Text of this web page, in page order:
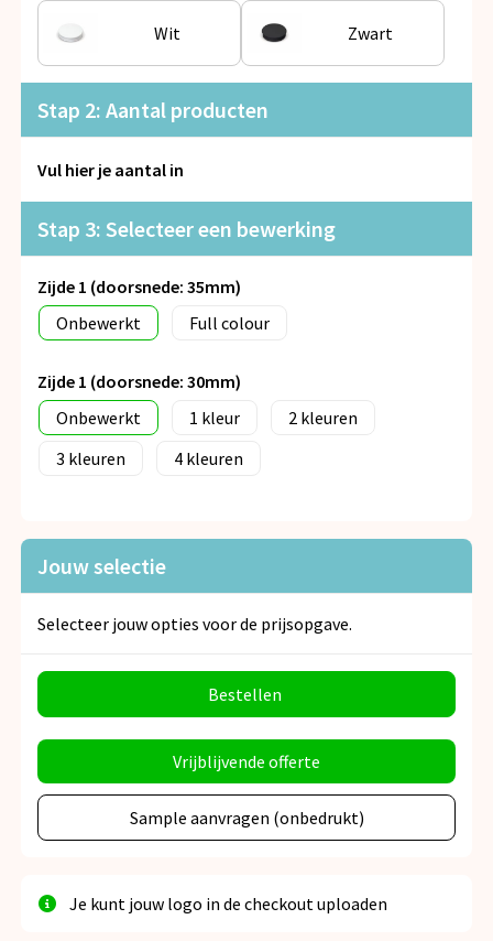
Snoepgoed
Spellen voor binnen en buiten
Veiligheid, Auto en Fiets
Vrije tijd en Strand
Anti-stress
Wit Zwart
Stap 2: Aantal producten
Vul hier je aantal in
Stap 3: Selecteer een bewerking
Zijde 1 (doorsnede: 35mm)
Onbewerkt
Full colour
Zijde 1 (doorsnede: 30mm)
Onbewerkt
1
2
3
4
Jouw selectie
Selecteer jouw opties voor de prijsopgave.
Bestellen
Vrijblijvende offerte
Sample aanvragen (onbedrukt)
Je kunt jouw logo in de checkout uploaden